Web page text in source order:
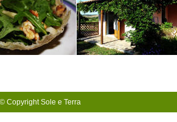
© Copyright Sole e Terra